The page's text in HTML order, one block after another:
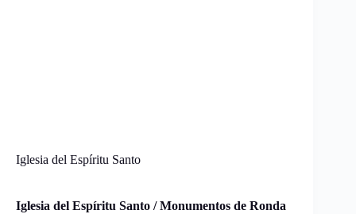
Iglesia del Espíritu Santo
Iglesia del Espíritu Santo / Monumentos de Ronda